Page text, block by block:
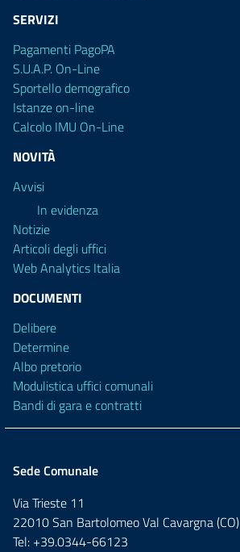
SERVIZI
Pagamenti PagoPA
S.U.A.P. On-Line
Sportello demografico
Istanze on-line
Calcolo IMU On-Line
NOVITÀ
Avvisi
In evidenza
Notizie
Articoli degli uffici
Web Analytics Italia
DOCUMENTI
Delibere
Determine
Albo pretorio
Modulistica uffici comunali
Bandi di gara e contratti
Sede Comunale
Via Trieste 11
22010 San Bartolomeo Val Cavargna (CO)
Tel: +39.0344-66123